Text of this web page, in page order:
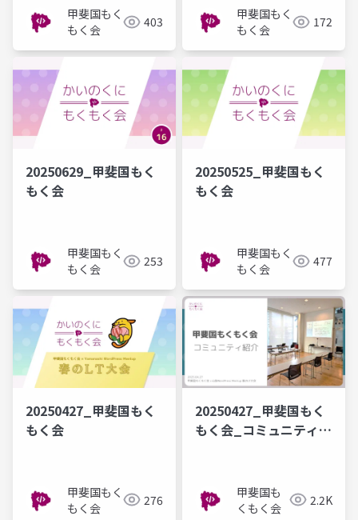
甲斐国もく
もく会
403
甲斐国もく
もく会
172
20250629_甲斐国もく
もく会
甲斐国もく
もく会
253
20250525_甲斐国もく
もく会
甲斐国もく
もく会
477
20250427_甲斐国もく
もく会
甲斐国もく
もく会
276
20250427_甲斐国もく
もく会_コミュニティ紹
甲斐国も
くもく会
2.2K